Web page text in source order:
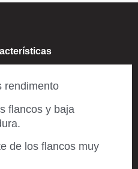
rendimento
flancos y baja
de los flancos muy